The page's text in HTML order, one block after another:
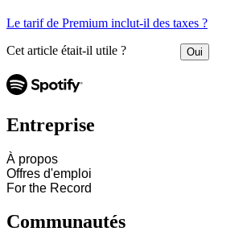
Le tarif de Premium inclut-il des taxes ?
Cet article était-il utile ? Oui
Entreprise
À propos
Offres d'emploi
For the Record
Communautés